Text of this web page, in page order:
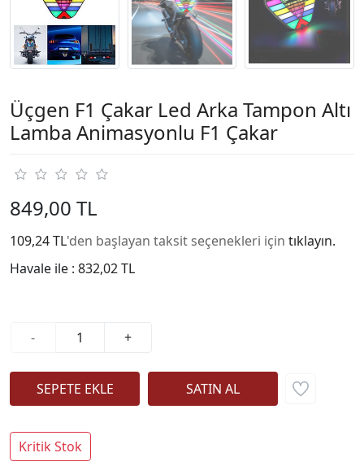
Üçgen F1 Çakar Led Arka Tampon Altı
Lamba Animasyonlu F1 Çakar
849,00 TL
109,24 TL'den başlayan taksit seçenekleri için tıklayın.
Havale ile : 832,02 TL
- +
Kritik Stok